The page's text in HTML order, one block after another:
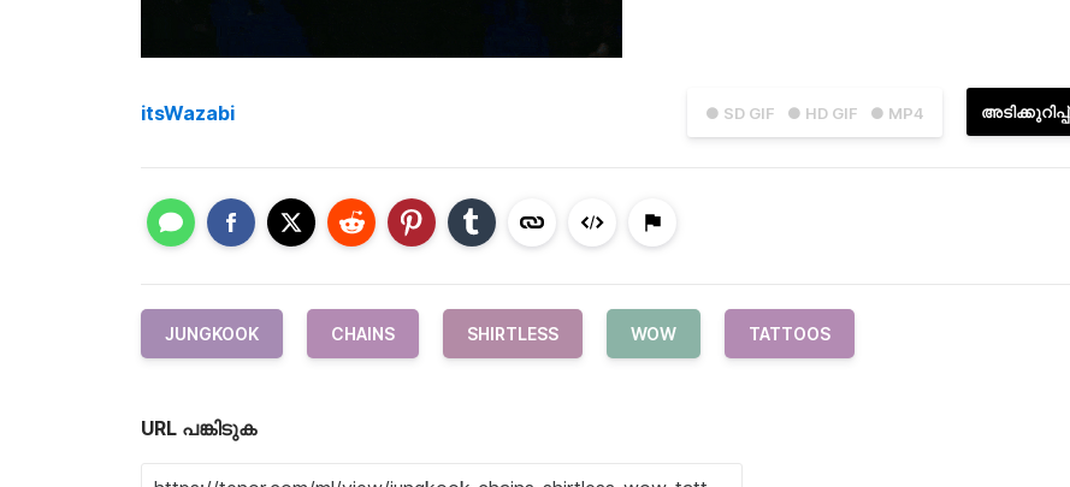
● SD GIF ● HD GIF ● MP4 അടിക്കുറിപ്പ്
itsWazabi
JUNGKOOK CHAINS SHIRTLESS WOW TATTOOS
URL പങ്കിടുക